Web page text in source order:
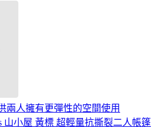
兩人擁有更彈性的空間使用
山小屋 黃標 超輕量抗撕裂二人帳篷